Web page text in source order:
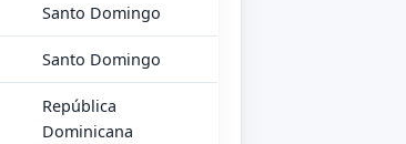
Santo Domingo
Santo Domingo
República
Dominicana